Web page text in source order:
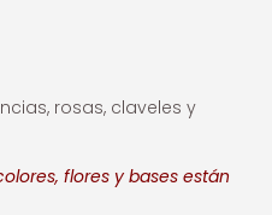
rosas, claveles y
flores y bases están